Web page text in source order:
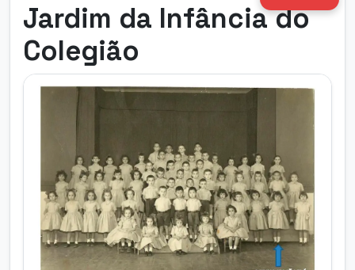
Jardim da Infância do
Colegião